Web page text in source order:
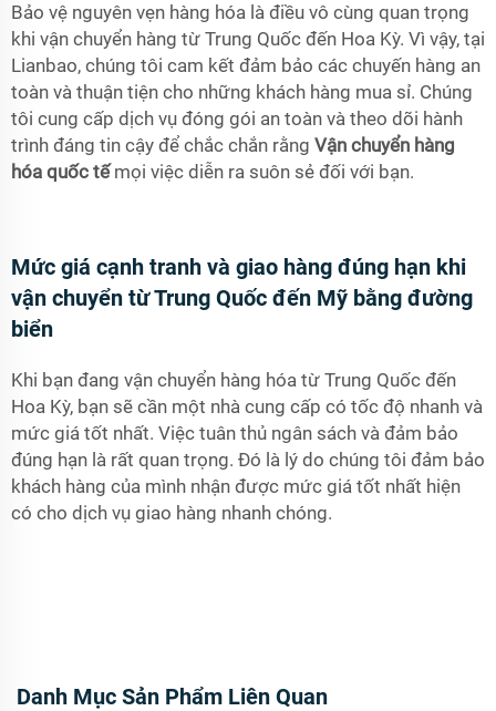
Bảo vệ nguyên vẹn hàng hóa là điều vô cùng quan trọng
khi vận chuyển hàng từ Trung Quốc đến Hoa Kỳ. Vì vậy, tại
Lianbao, chúng tôi cam kết đảm bảo các chuyến hàng an
toàn và thuận tiện cho những khách hàng mua sỉ. Chúng
tôi cung cấp dịch vụ đóng gói an toàn và theo dõi hành
trình đáng tin cậy để chắc chắn rằng Vận chuyển hàng
hóa quốc tế mọi việc diễn ra suôn sẻ đối với bạn.
Mức giá cạnh tranh và giao hàng đúng hạn khi
vận chuyển từ Trung Quốc đến Mỹ bằng đường
biển
Khi bạn đang vận chuyển hàng hóa từ Trung Quốc đến
Hoa Kỳ, bạn sẽ cần một nhà cung cấp có tốc độ nhanh và
mức giá tốt nhất. Việc tuân thủ ngân sách và đảm bảo
đúng hạn là rất quan trọng. Đó là lý do chúng tôi đảm bảo
khách hàng của mình nhận được mức giá tốt nhất hiện
có cho dịch vụ giao hàng nhanh chóng.
Danh Mục Sản Phẩm Liên Quan